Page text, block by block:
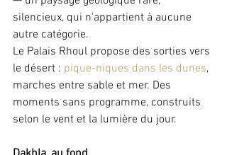
silencieux, qui n'appartient à aucune
autre catégorie.
Le Palais Rhoul propose des sorties vers
le désert : pique-niques dans les dunes,
marches entre sable et mer. Des
moments sans programme, construits
selon le vent et la lumière du jour.